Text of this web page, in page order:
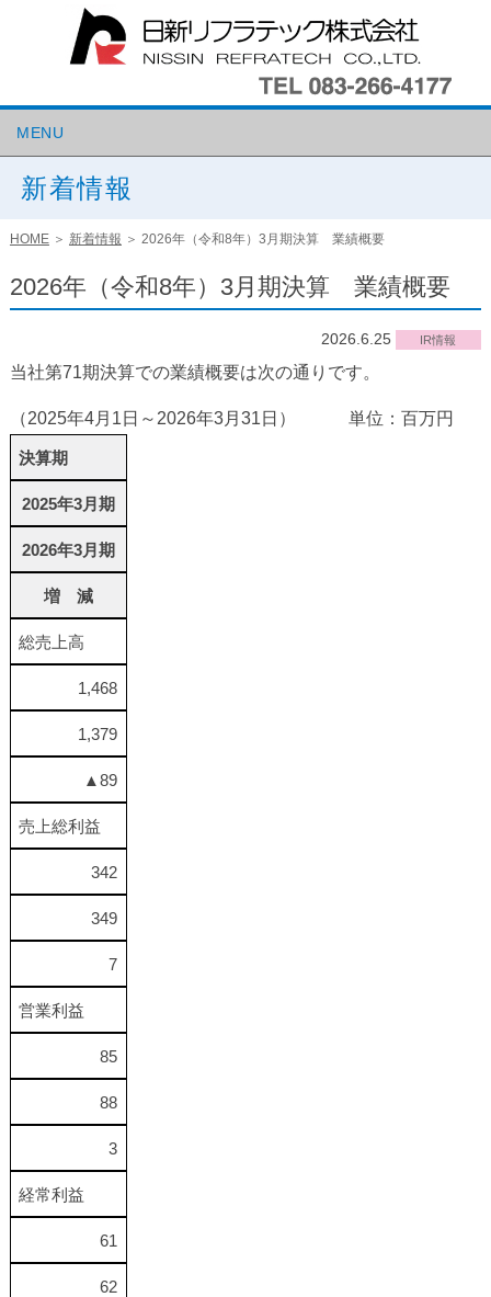
MENU
新着情報
HOME＞ 新着情報 ＞ 2026年（令和8年）3月期決算 業績概要
2026年（令和8年）3月期決算 業績概要
2026.6.25 IR情報
当社第71期決算での業績概要は次の通りです。
（2025年4月1日～2026年3月31日） 単位：百万円
決算期
2025年3月期
2026年3月期
増 減
総売上高
1,468
1,379
▲89
売上総利益
342
349
7
営業利益
85
88
3
経常利益
61
62